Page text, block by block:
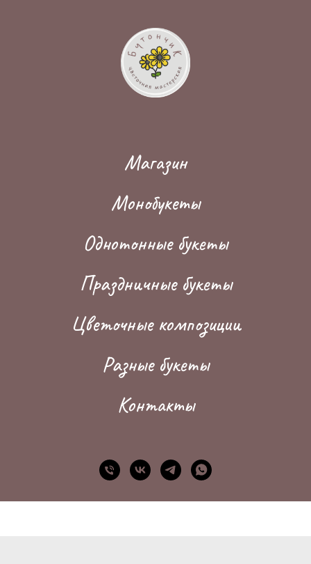
Магазин
Монобукеты
Однотонные букеты
Праздничные букеты
Цветочные композиции
Разные букеты
Контакты